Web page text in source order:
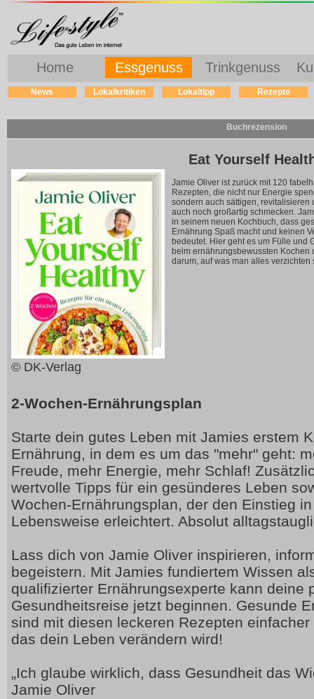
Home Essgenuss Trinkgenuss
News Lokalkritiken Lokaltipp Rezepte
Buchrezension
Eat Yourself
© DK-Verlag
Jamie Oliver ist zurück mit 120
Rezepten, die nicht nur Energie
sondern auch sättigen, revitalisieren
auch noch großartig schmecken.
in seinem neuen Kochbuch, dass
Ernährung Spaß macht und keinen
bedeutet. Hier geht es um Fülle und
beim ernährungsbewussten Kochen
darum, auf was man alles verzichten
2-Wochen-Ernährungsplan
Starte dein gutes Leben mit Jamies erstem
Ernährung, in dem es um das "mehr" geht:
Freude, mehr Energie, mehr Schlaf!
wertvolle Tipps für ein gesünderes Leben
Wochen-Ernährungsplan, der den Einstieg
Lebensweise erleichtert. Absolut
Lass dich von Jamie Oliver inspirieren,
begeistern. Mit Jamies fundiertem Wissen
qualifizierter Ernährungsexperte kann deine
Gesundheitsreise jetzt beginnen. Gesunde
sind mit diesen leckeren Rezepten
das dein Leben verändern wird!
„Ich glaube wirklich, dass Gesundheit das
Jamie Oliver